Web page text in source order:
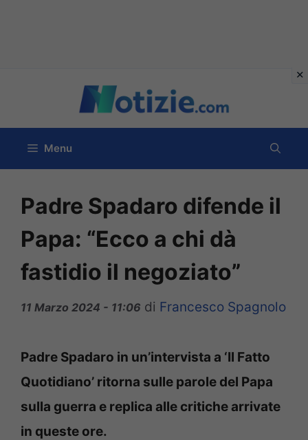
contenuto
Menu
Padre Spadaro difende il
Papa: “Ecco a chi dà
fastidio il negoziato”
11 Marzo 2024 - 11:06 di Francesco Spagnolo
Padre Spadaro in un’intervista a ‘Il Fatto
Quotidiano’ ritorna sulle parole del Papa
sulla guerra e replica alle critiche arrivate
in queste ore.